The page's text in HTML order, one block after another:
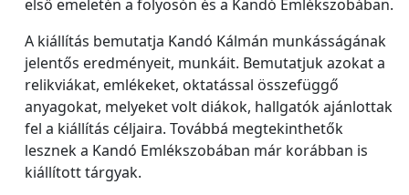
első emeletén a folyosón és a Kandó Emlékszobában.
A kiállítás bemutatja Kandó Kálmán munkásságának
jelentős eredményeit, munkáit. Bemutatjuk azokat a
relikviákat, emlékeket, oktatással összefüggő
anyagokat, melyeket volt diákok, hallgatók ajánlottak
fel a kiállítás céljaira. Továbbá megtekinthetők
lesznek a Kandó Emlékszobában már korábban is
kiállított tárgyak.